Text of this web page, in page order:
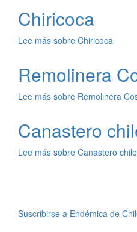
Chiricoca
Lee más sobre Chiricoca
Remolinera
Lee más sobre Remolinera
Canastero
Lee más sobre Canastero
Suscribirse a Endémica de